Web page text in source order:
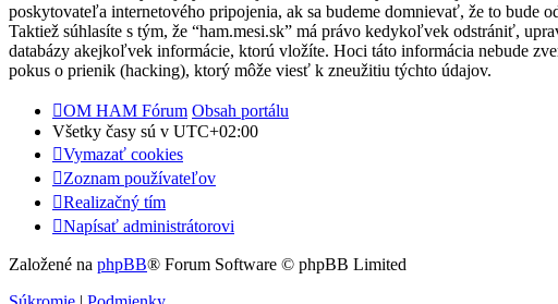
poskytovateľa internetového pripojenia, ak sa budeme domnievať, že to bude
Taktiež súhlasíte s tým, že “ham.mesi.sk” má právo kedykoľvek odstrániť,
databázy akejkoľvek informácie, ktorú vložíte. Hoci táto informácia nebude
pokus o prienik (hacking), ktorý môže viesť k zneužitiu týchto údajov.
OM HAM Fórum Obsah portálu
Všetky časy sú v UTC+02:00
Vymazať cookies
Zoznam používateľov
Realizačný tím
Napísať administrátorovi
Založené na phpBB® Forum Software © phpBB Limited